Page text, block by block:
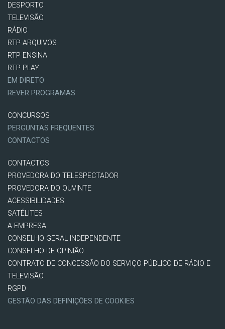
DESPORTO
TELEVISÃO
RÁDIO
RTP ARQUIVOS
RTP ENSINA
RTP PLAY
EM DIRETO
REVER PROGRAMAS
CONCURSOS
PERGUNTAS FREQUENTES
CONTACTOS
CONTACTOS
PROVEDORA DO TELESPECTADOR
PROVEDORA DO OUVINTE
ACESSIBILIDADES
SATÉLITES
A EMPRESA
CONSELHO GERAL INDEPENDENTE
CONSELHO DE OPINIÃO
CONTRATO DE CONCESSÃO DO SERVIÇO PÚBLICO DE RÁDIO E
TELEVISÃO
RGPD
GESTÃO DAS DEFINIÇÕES DE COOKIES